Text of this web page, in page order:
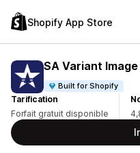
Shopify App Store
SA Variant
Built for Shopify
Tarification
Forfait gratuit disponible